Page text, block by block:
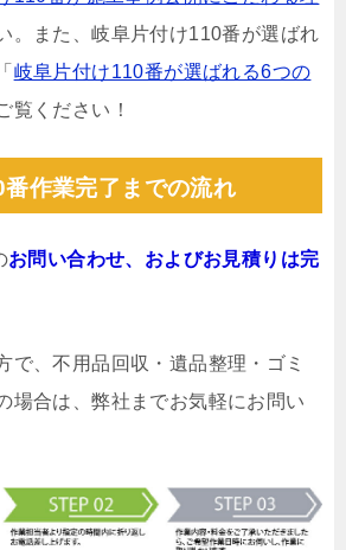
。また、岐阜片付け110番が選ばれ
岐阜片付け110番が選ばれる6つの
覧ください！
作業完了までの流れ
お問い合わせ、およびお見積りは完
で、不用品回収・遺品整理・ゴミ
場合は、弊社までお気軽にお問い